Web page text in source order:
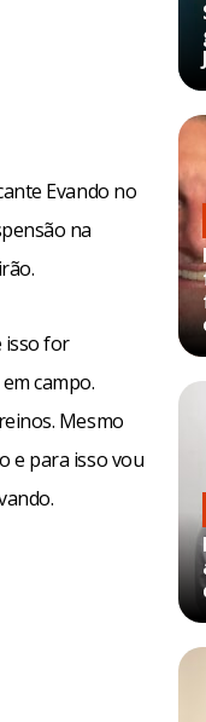
Evando no
na
isso for
campo.
Mesmo
e para isso vou